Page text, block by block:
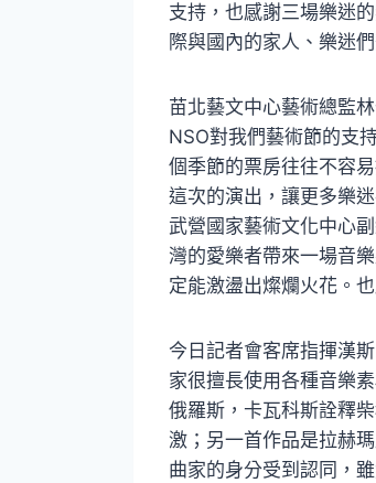
支持，也感謝三場樂迷
際與國內的家人、樂迷
苗北藝文中心藝術總監
NSO對我們藝術節的支
個季節的票房往往不容
這次的演出，讓更多樂
武營國家藝術文化中心
灣的愛樂者帶來一場音
定能激盪出燦爛火花。
今日記者會客席指揮漢
家很擅長使用各種音樂
俄羅斯，卡瓦科斯詮釋
激；另一首作品是拉赫
曲家的身分受到認同，